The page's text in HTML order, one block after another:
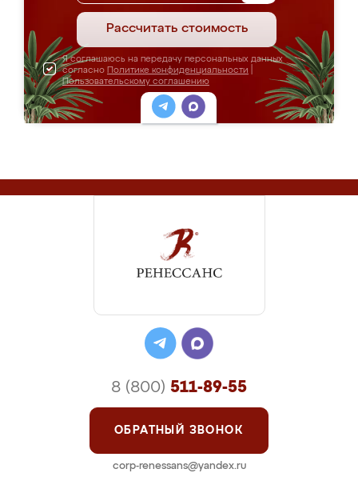
Рассчитать стоимость
Я соглашаюсь на передачу персональных данных
согласно Политике конфиденциальности
Пользовательскому соглашению
8 (800) 511-89-55
ОБРАТНЫЙ ЗВОНОК
corp-renessans@yandex.ru